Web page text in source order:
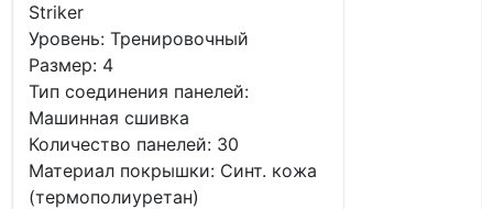
Striker
Уровень: Тренировочный
Размер: 4
Тип соединения панелей:
Машинная сшивка
Количество панелей: 30
Материал покрышки: Синт. кожа
(термополиуретан)